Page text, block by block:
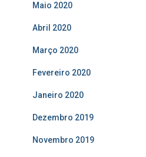
Maio 2020
Abril 2020
Março 2020
Fevereiro 2020
Janeiro 2020
Dezembro 2019
Novembro 2019